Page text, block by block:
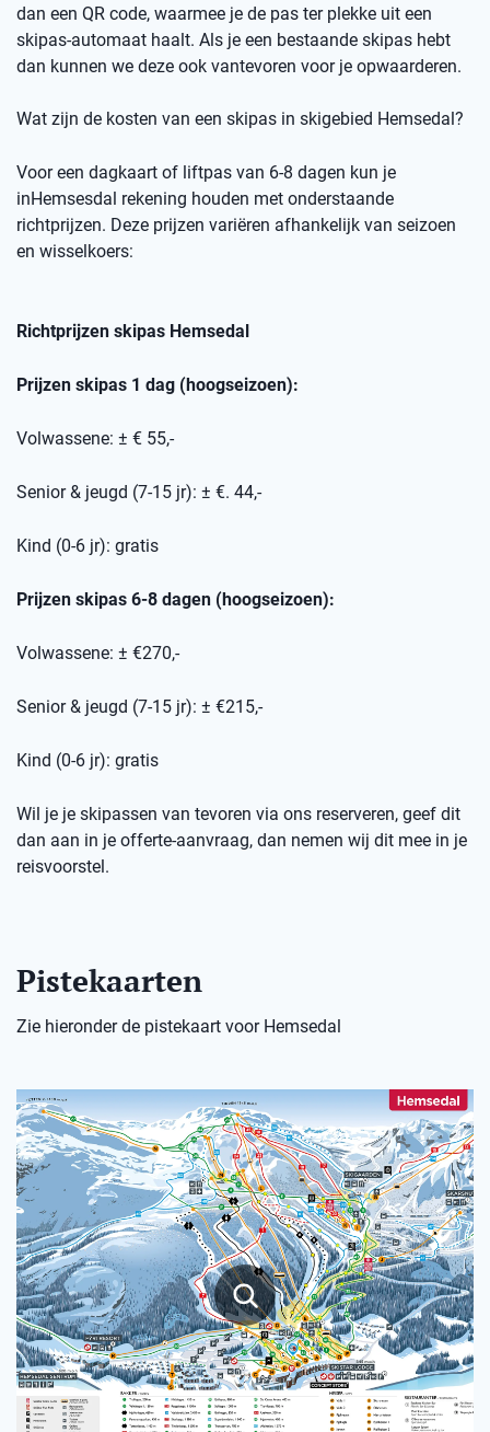
dan een QR code, waarmee je de pas ter plekke uit een
skipas-automaat haalt. Als je een bestaande skipas hebt
dan kunnen we deze ook vantevoren voor je opwaarderen.
Wat zijn de kosten van een skipas in skigebied Hemsedal ?
Voor een dagkaart of liftpas van 6-8 dagen kun je
inHemsesdal rekening houden met onderstaande
richtprijzen. Deze prijzen variëren afhankelijk van seizoen
en wisselkoers:
Richtprijzen skipas Hemsedal
Prijzen skipas 1 dag (hoogseizoen):
Volwassene: ± € 55,-
Senior & jeugd (7-15 jr): ± €. 44,-
Kind (0-6 jr): gratis
Prijzen skipas 6-8 dagen (hoogseizoen):
Volwassene: ± €270,-
Senior & jeugd (7-15 jr): ± €215,-
Kind (0-6 jr): gratis
Wil je je skipassen van tevoren via ons reserveren, geef dit
dan aan in je offerte-aanvraag, dan nemen wij dit mee in je
reisvoorstel.
Pistekaarten
Zie hieronder de pistekaart voor Hemsedal